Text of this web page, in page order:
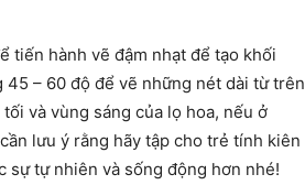
tiến hành vẽ đậm nhạt để tạo khối
– 60 độ để vẽ những nét dài từ trên
và vùng sáng của lọ hoa, nếu ở
lưu ý rằng hãy tập cho trẻ tính kiên
sự tự nhiên và sống động hơn nhé!